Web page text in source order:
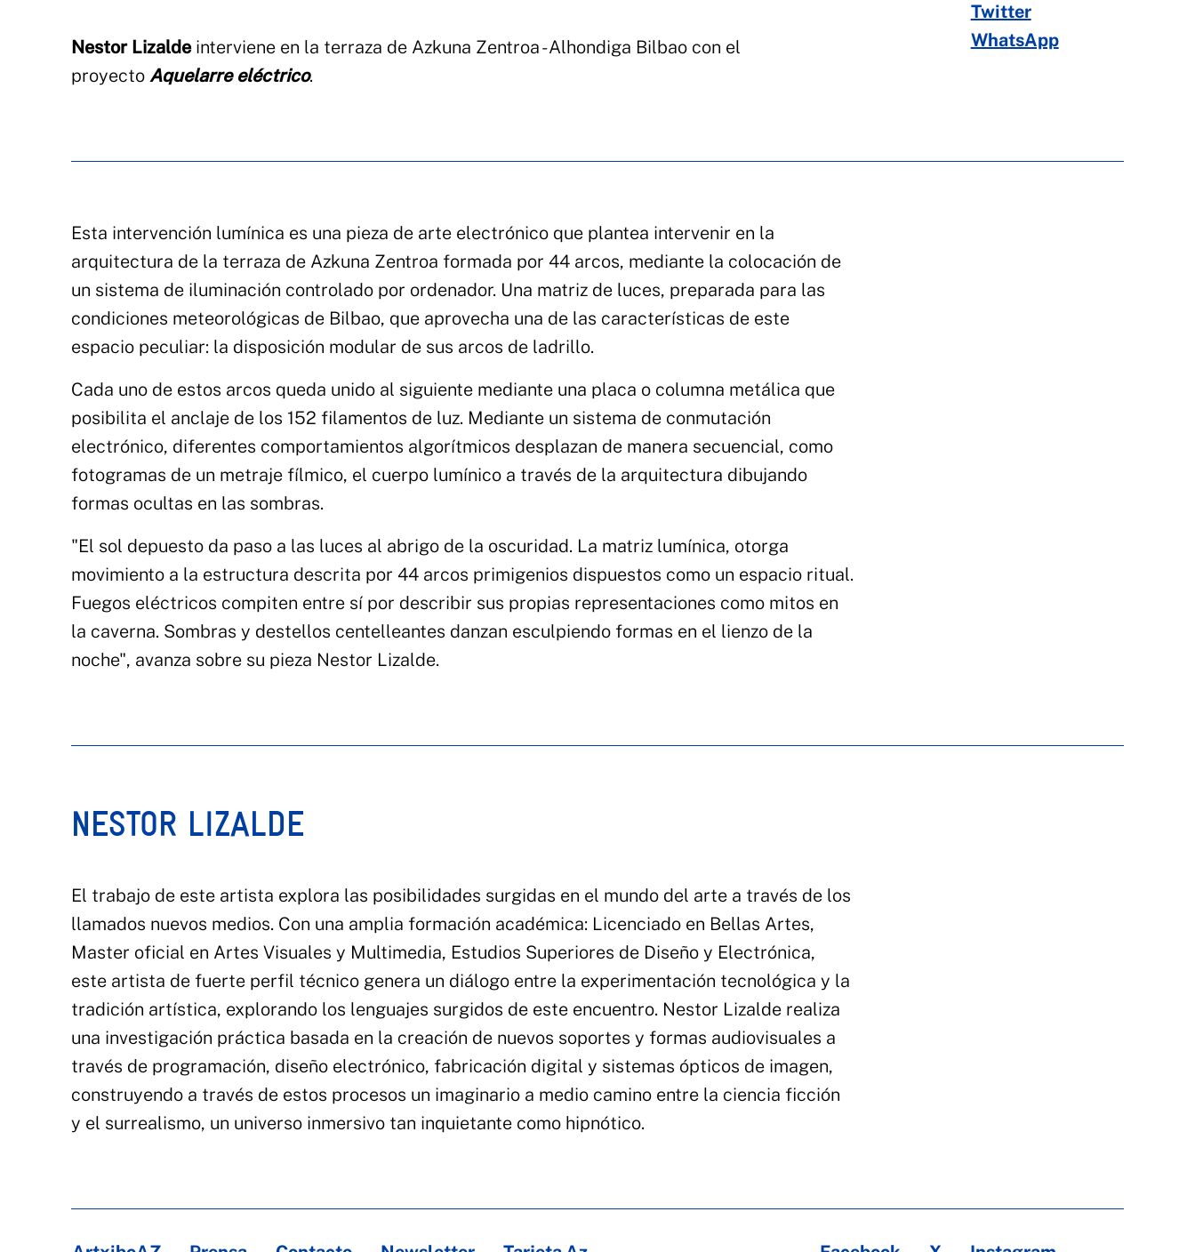
Nestor Lizaldeinterviene en la terraza de Azkuna Zentroa - Alhondiga Bilbao con el
proyecto Aquelarre eléctrico.
Twitter
WhatsApp
Esta intervención lumínica es una pieza de arte electrónico que plantea intervenir en la
arquitectura de la terraza de Azkuna Zentroa formada por 44 arcos, mediante la colocación de
un sistema de iluminación controlado por ordenador. Una matriz de luces, preparada para las
condiciones meteorológicas de Bilbao, que aprovecha una de las características de este
espacio peculiar: la disposición modular de sus arcos de ladrillo.
Cada uno de estos arcos queda unido al siguiente mediante una placa o columna metálica que
posibilita el anclaje de los 152 filamentos de luz. Mediante un sistema de conmutación
electrónico, diferentes comportamientos algorítmicos desplazan de manera secuencial, como
fotogramas de un metraje fílmico, el cuerpo lumínico a través de la arquitectura dibujando
formas ocultas en las sombras.
"El sol depuesto da paso a las luces al abrigo de la oscuridad. La matriz lumínica, otorga
movimiento a la estructura descrita por 44 arcos primigenios dispuestos como un espacio ritual.
Fuegos eléctricos compiten entre sí por describir sus propias representaciones como mitos en
la caverna. Sombras y destellos centelleantes danzan esculpiendo formas en el lienzo de la
noche", avanza sobre su pieza Nestor Lizalde.
NESTOR LIZALDE
El trabajo de este artista explora las posibilidades surgidas en el mundo del arte a través de los
llamados nuevos medios. Con una amplia formación académica: Licenciado en Bellas Artes,
Master oficial en Artes Visuales y Multimedia, Estudios Superiores de Diseño y Electrónica,
este artista de fuerte perfil técnico genera un diálogo entre la experimentación tecnológica y la
tradición artística, explorando los lenguajes surgidos de este encuentro. Nestor Lizalde realiza
una investigación práctica basada en la creación de nuevos soportes y formas audiovisuales a
través de programación, diseño electrónico, fabricación digital y sistemas ópticos de imagen,
construyendo a través de estos procesos un imaginario a medio camino entre la ciencia ficción
y el surrealismo, un universo inmersivo tan inquietante como hipnótico.